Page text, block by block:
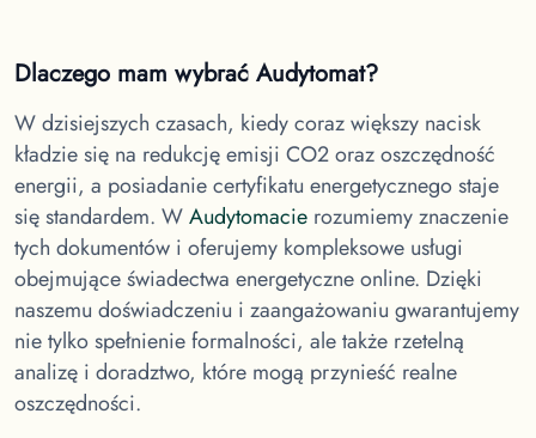
Dlaczego mam wybrać Audytomat?
W dzisiejszych czasach, kiedy coraz większy nacisk
kładzie się na redukcję emisji CO2 oraz oszczędność
energii, a posiadanie certyfikatu energetycznego staje
się standardem. WAudytomacie rozumiemy znaczenie
tych dokumentów i oferujemy kompleksowe usługi
obejmujące świadectwa energetyczne online. Dzięki
naszemu doświadczeniu i zaangażowaniu gwarantujemy
nie tylko spełnienie formalności, ale także rzetelną
analizę i doradztwo, które mogą przynieść realne
oszczędności.